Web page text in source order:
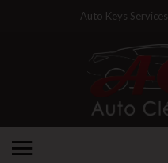
Auto Keys Services